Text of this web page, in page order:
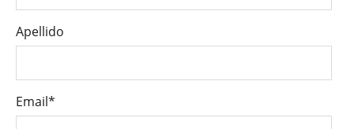
Apellido
Email*